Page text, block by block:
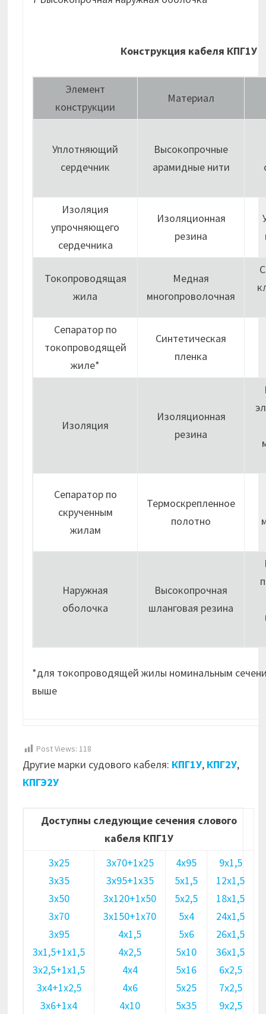
Конструкция кабеля КПГ1У
Элемент
конструкции
Материал
Уплотняющий
сердечник
Высокопрочные
арамидные нити
Изоляция
упрочняющего
сердечника
Изоляционная
резина
Токопроводящая
жила
Медная
многопроволочная
Сепаратор по
токопроводящей
жиле*
Синтетическая
пленка
Изоляция
Изоляционная
резина
Сепаратор по
скрученным
жилам
Термоскрепленное
полотно
Наружная
оболочка
Высокопрочная
шланговая резина
*для токопроводящей жилы номинальным
выше
Post Views: 118
Другие марки судового кабеля: КПГ1У, КПГ2У,
КПГЭ2У
Доступны следующие сечения слового
кабеля КПГ1У
3х25
3х35
3х50
3х70
3х95
3х1,5+1х1,5
3х2,5+1х1,5
3х4+1х2,5
3х6+1х4
3х70+1х25
3х95+1х35
3х120+1х50
3х150+1х70
4х1,5
4х2,5
4х4
4х6
4х10
4х95
5х1,5
5х2,5
5х4
5х6
5х10
5х16
5х25
5х35
9х1,5
12х1,5
18х1,5
24х1,5
26х1,5
36х1,5
6х2,5
7х2,5
9х2,5